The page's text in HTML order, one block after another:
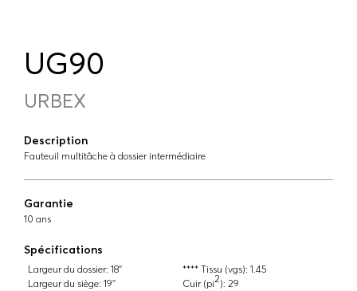
UG90
URBEX
Description
Fauteuil multitâche à dossier intermédiaire
Garantie
10 ans
Spécifications
Largeur du dossier: 18''
Largeur du siège: 19''
**** Tissu (vgs): 1.45
Cuir (pi2): 29